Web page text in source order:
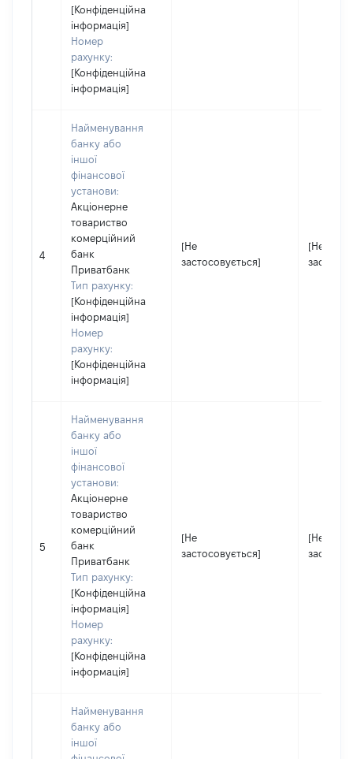
[Конфіденційна
інформація]
Номер
рахунку:
[Конфіденційна
інформація]
4
Найменування
банку або
іншої
фінансової
установи:
Акціонерне
товариство
комерційний
банк
Приватбанк
Тип рахунку:
[Конфіденційна
інформація]
Номер
рахунку:
[Конфіденційна
інформація]
[Не
застосовується]
[Не
5
Найменування
банку або
іншої
фінансової
установи:
Акціонерне
товариство
комерційний
банк
Приватбанк
Тип рахунку:
[Конфіденційна
інформація]
Номер
рахунку:
[Конфіденційна
інформація]
[Не
застосовується]
[Не
Найменування
банку або
іншої